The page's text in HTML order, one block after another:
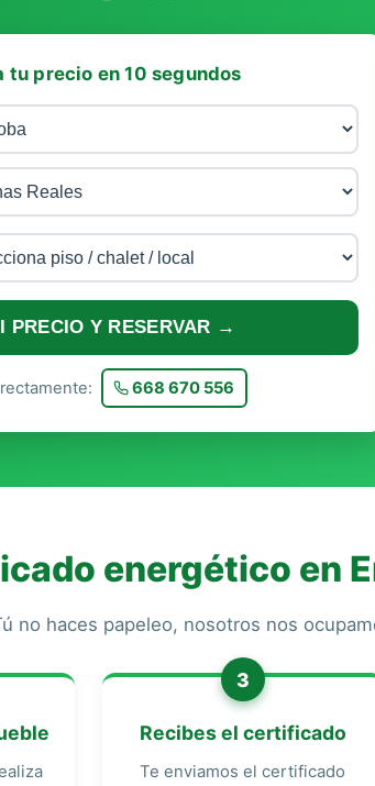
tu precio en 10 segundos
PRECIO Y RESERVAR →
668 670 556
energético en
no haces papeleo, nosotros nos
3
Recibes el certificado
Te enviamos el certificado